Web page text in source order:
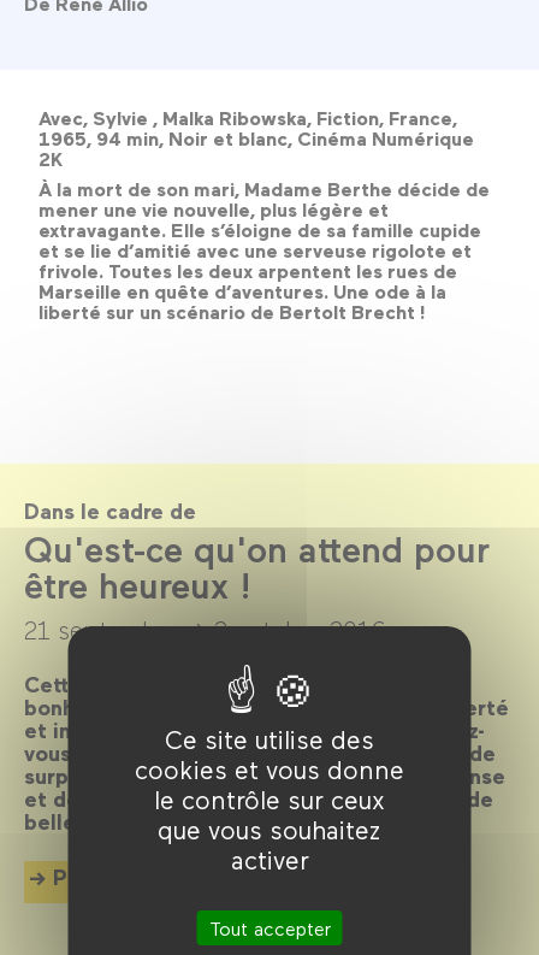
Ce site utilise des
cookies et vous donne
le contrôle sur ceux
que vous souhaitez
activer
Tout accepter
Avec, Sylvie , Malka Ribowska, Fiction, France,
1965, 94 min, Noir et blanc, Cinéma Numérique
2K
À la mort de son mari, Madame Berthe décide de
mener une vie nouvelle, plus légère et
extravagante. Elle s’éloigne de sa famille cupide
et se lie d’amitié avec une serveuse rigolote et
frivole. Toutes les deux arpentent les rues de
Marseille en quête d’aventures. Une ode à la
liberté sur un scénario de Bertolt Brecht !
Dans le cadre de
Qu'est-ce qu'on attend pour
être heureux !
21 septembre → 2 octobre 2016
Cette rentrée est placée sous le signe du
bonheur, autour de films qui respirent la liberté
et invitent à l’évasion. La fête est au rendez-
vous avec un cocktail joyeux et éclectique de
surprises burlesques, des spectacles de danse
et de musique et un grand bal sixties. Que de
belles promesses !
Plus d'info